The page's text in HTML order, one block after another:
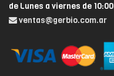
de Lunes a viernes de
ventas@gerbio.com.ar